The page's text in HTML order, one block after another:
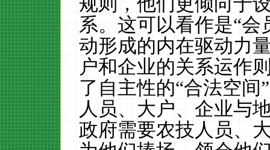
系。这可以看作是“会
动形成的内在驱动力
户和企业的关系运作
了自主性的“合法空间
人员、大户、企业与
政府需要农技人员、